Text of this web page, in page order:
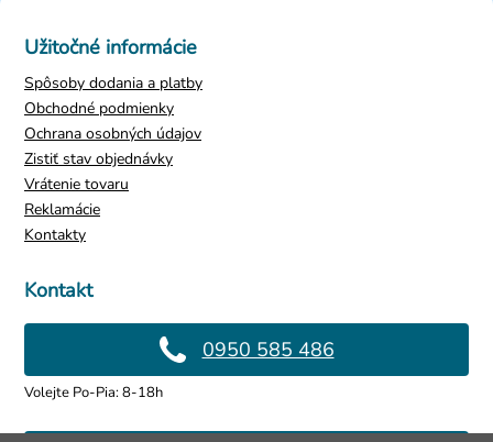
Kontakt
0950 585 486
Volejte Po-Pia: 8-18h
Užitočné informácie
Spôsoby dodania a platby
Obchodné podmienky
Ochrana osobných údajov
Zistiť stav objednávky
Vrátenie tovaru
Reklamácie
Kontakty